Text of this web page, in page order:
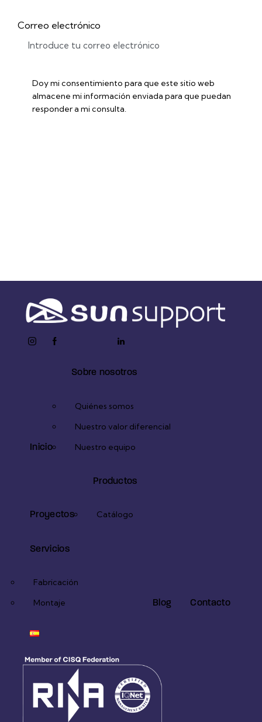
Correo electrónico
Doy mi consentimiento para que este sitio web
almacene mi información enviada para que puedan
responder a mi consulta.
instagramfacebook- youtube2
linkedin
Inicio
Sobre nosotros
Quiénes somos
Nuestro valor diferencial
Nuestro equipo
Proyectos
Productos
Catálogo
Servicios
Fabricación
Montaje
Blog Contacto